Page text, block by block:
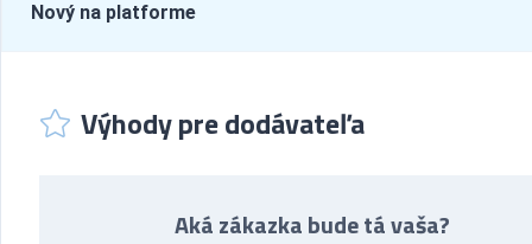
Nový na platforme
Výhody pre dodávateľa
Aká zákazka bude tá vaša?